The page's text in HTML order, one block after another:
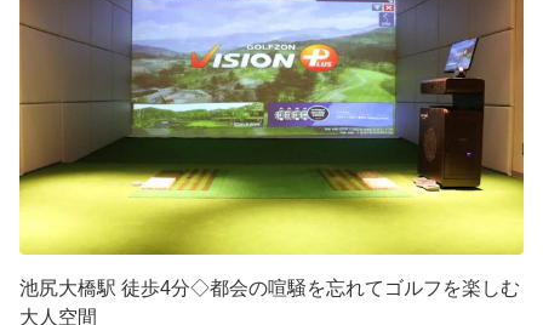
池尻大橋駅 徒歩4分◇都会の喧騒を忘れてゴルフを楽しむ
大人空間